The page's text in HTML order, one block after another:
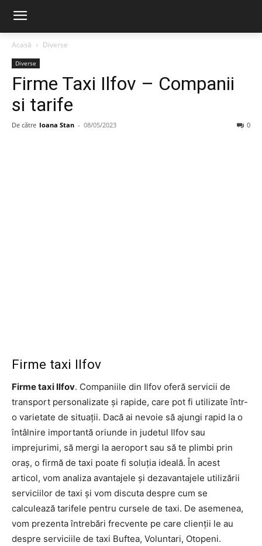
Acasă Diverse
Diverse
Firme Taxi Ilfov – Companii
si tarife
De către Ioana Stan - 08/05/2023 0
Firme taxi Ilfov
Firme taxi Ilfov. Companiile din Ilfov oferă servicii de
transport personalizate și rapide, care pot fi utilizate într-
o varietate de situații. Dacă ai nevoie să ajungi rapid la o
întâlnire importantă oriunde in judetul Ilfov sau
imprejurimi, să mergi la aeroport sau să te plimbi prin
oraș, o firmă de taxi poate fi soluția ideală. În acest
articol, vom analiza avantajele și dezavantajele utilizării
serviciilor de taxi și vom discuta despre cum se
calculează tarifele pentru cursele de taxi. De asemenea,
vom prezenta întrebări frecvente pe care clienții le au
despre serviciile de taxi Buftea, Voluntari, Otopeni.